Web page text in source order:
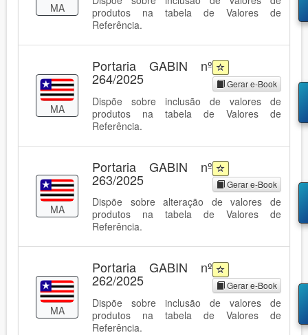
MA
produtos na tabela de Valores de
Referência.
MA
Portaria GABIN nº
264/2025 Gerar e-Book
Dispõe sobre inclusão de valores de
produtos na tabela de Valores de
Referência.
MA
Portaria GABIN nº
263/2025 Gerar e-Book
Dispõe sobre alteração de valores de
produtos na tabela de Valores de
Referência.
MA
Portaria GABIN nº
262/2025 Gerar e-Book
Dispõe sobre inclusão de valores de
produtos na tabela de Valores de
Referência.